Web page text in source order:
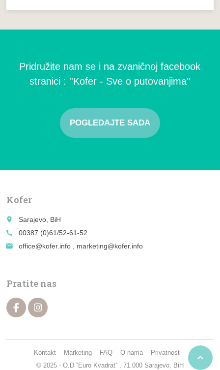
Pridružite nam se i na zvaničnoj facebook
stranici : ''Kofer - Sve o putovanjima''
POGLEDAJTE SADA
Kofer
place
Sarajevo, BiH
call
00387 (0)61/52-61-52
email
office@kofer.info , marketing@kofer.info
Pratite nas
© 2025 - O.D ''Euro Kvadrat'' , 71.000 Sarajevo, BiH
Kontakt Marketing FAQ O nama Privatnost 